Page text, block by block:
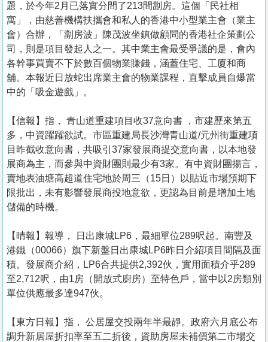
題，於今年2月已落實分間了213間劏房。這個「民社相
寓」，由慈善機構扶攜會和私人的香港中小型業主會（業主
會）合辦，「劏房波」陳茂波坐鎮做顧問的香港社企策劃公
司，則是項目發起人之一。其中業主會最受爭議的是，會內
各幹事買賣不下於數百個物業賺錢，涵蓋住宅、工廈和商
舖。本報近日放蛇出席業主會的物業課程，直擊成員自爆當
中的「吸金遊戲」。
【信報】指， 青山道重建項目收37意向書 ，市建歷來第五
多，中資躍躍欲試。市區重建局長沙灣青山道/元州街重建項
目昨截收意向書，共吸引37家發展商提交意向書，以本地發
展商為主，而參與中資財團則最少有3家。有中資財團揚言，
賣地表油塘高超道住宅地於周三（15日）以貼近市場預期下
限批出，未有影響發展商投地意欲，更認為目前是增加土地
儲備的時機。
【晴報】報導， 日出康城LP6，最細單位289呎起。南豐及
港鐵（00066）旗下新盤日出康城LP6昨日介紹項目間隔及面
積。發展商介紹，LP6合共提供2,392伙，實用面積介乎289
至2,712呎，由1房（開放式廚房）至特色戶，當中以2房類別
單位供應最多達947伙。
【東方日報】指， 公居屋交投兩年半最靜。政府六月底公布
調升新居屋折扣率至五二折後，資助房屋未補價第二市場交